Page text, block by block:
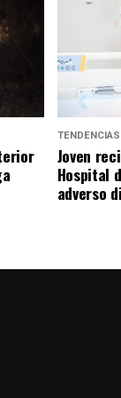
TENDENCIAS
Joven
Hospital
adverso